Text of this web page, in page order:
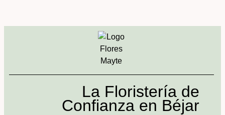
La Floristería de
Confianza en Béjar